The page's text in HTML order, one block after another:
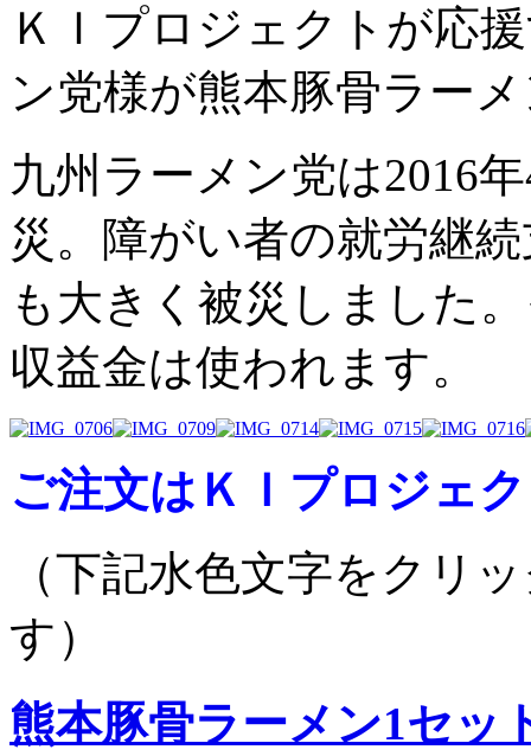
ＫＩプロジェクトが応
ン党様が熊本豚骨ラー
九州ラーメン党は2016
災。障がい者の就労継
も大きく被災しました
収益金は使われます。
ご注文はＫＩプロジェ
（下記水色文字をクリ
す）
熊本豚骨ラーメン1セッ